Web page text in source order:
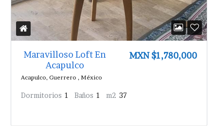
Maravilloso Loft En
Acapulco
Acapulco, Guerrero , México
MXN $1,780,000
Dormitorios 1 Baños 1 m2 37